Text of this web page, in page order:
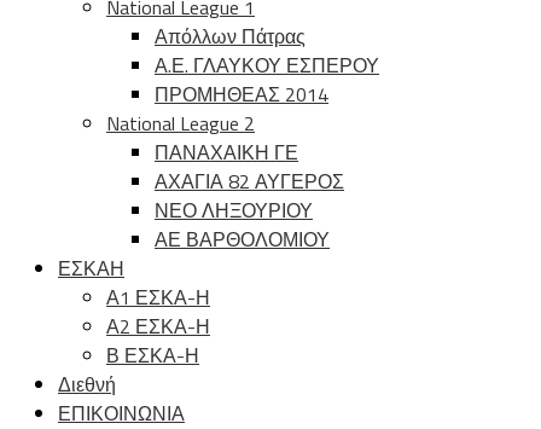
National League 1
Απόλλων Πάτρας
Α.Ε. ΓΛΑΥΚΟΥ ΕΣΠΕΡΟΥ
ΠΡΟΜΗΘΕΑΣ 2014
National League 2
ΠΑΝΑΧΑΙΚΗ ΓΕ
ΑΧΑΓΙΑ 82 ΑΥΓΕΡΟΣ
ΝΕΟ ΛΗΞΟΥΡΙΟΥ
ΑΕ ΒΑΡΘΟΛΟΜΙΟΥ
ΕΣΚΑΗ
Α1 ΕΣΚΑ-Η
Α2 ΕΣΚΑ-Η
Β ΕΣΚΑ-Η
Διεθνή
ΕΠΙΚΟΙΝΩΝΙΑ